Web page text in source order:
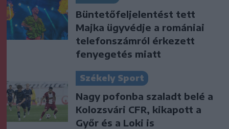
Büntetőfeljelentést tett
Majka ügyvédje a romániai
telefonszámról érkezett
fenyegetés miatt
Székely Sport
Nagy pofonba szaladt belé a
Kolozsvári CFR, kikapott a
Győr és a Loki is